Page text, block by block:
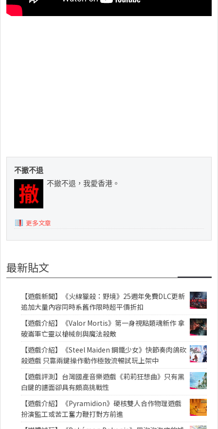
不撤不退
不撤不退，我愛香港。
更多文章
最新貼文
【遊戲新聞】《火線獵殺：野境》25週年免費DLC更新
追加大量內容同時系舊作限時超平價折扣
【遊戲介紹】《Valor Mortis》第一身視點類魂新作 拿
破崙軍亡靈以槍械劍與魔法殺敵
【遊戲介紹】《Steel Maiden 鋼鐵少女》快節奏肉鴿砍
殺遊戲 只靠兩鍵操作動作極致流暢試玩上架中
【遊戲評測】台灣國產音樂遊戲《莉莉狂想曲》只有黑
白鍵的譜面卻具有頗高挑戰性
【遊戲介紹】《Pyramidion》硬核雙人合作物理遊戲
扮演監工或苦工奮力鞭打對方前進